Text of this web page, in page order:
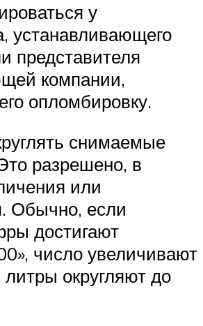
у
устанавливающего
представителя
компании,
опломбировку.
снимаемые
разрешено, в
или
Обычно, если
достигают
число увеличивают
литры округляют до